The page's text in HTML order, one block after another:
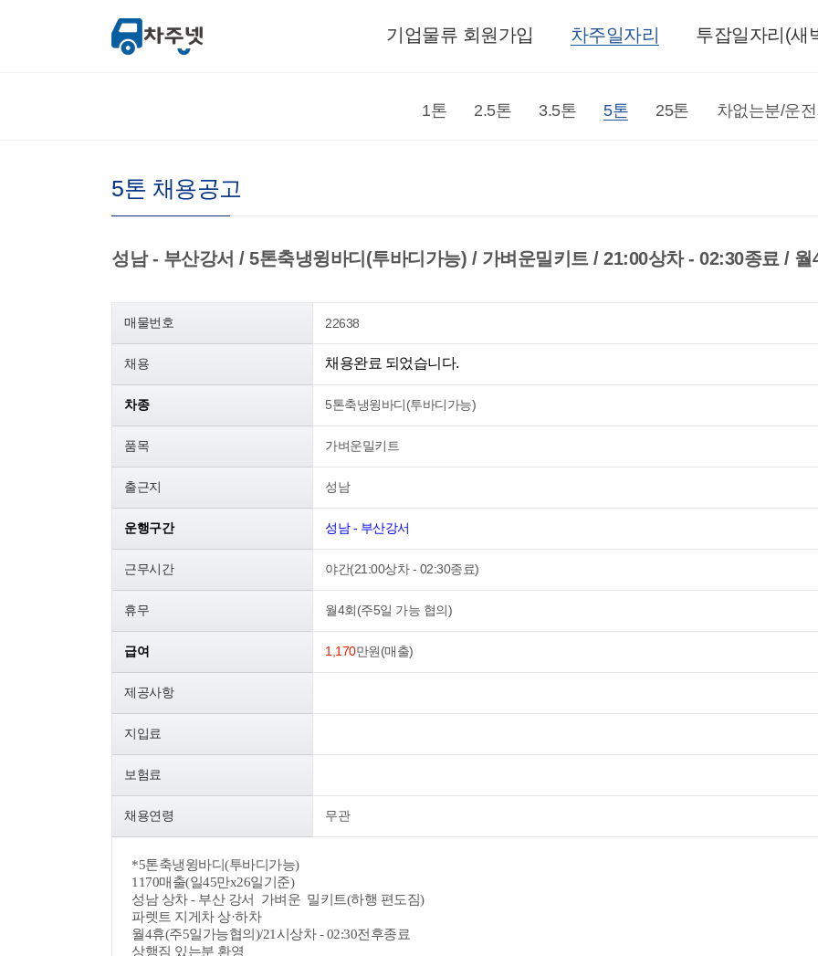
투잡일자리(새
차주일자리
기업물류 회원가입
1톤 2.5톤 3.5톤 5톤 25톤 차없는분/운
5톤 채용공고
성남 - 부산강서 / 5톤축냉윙바디(투바디가능) / 가벼운밀키트 / 21:00상차 - 02:30종료 /
매물번호 22638
채용 채용완료 되었습니다.
차종 5톤축냉윙바디(투바디가능)
품목 가벼운밀키트
출근지 성남
운행구간 성남 - 부산강서
근무시간 야간(21:00상차 - 02:30종료)
휴무 월4회(주5일 가능 협의)
급여 1,170만원(매출)
제공사항
지입료
보험료
채용연령 무관
*5톤축냉윙바디(투바디가능)
1170매출(일45만x26일기준)
성남 상차 - 부산 강서 가벼운 밀키트(하행 편도짐)
파렛트 지게차 상·하차
월4휴(주5일가능협의)/21시상차 - 02:30전후종료
상행짐 있는분 환영